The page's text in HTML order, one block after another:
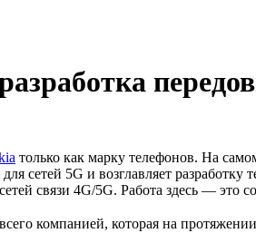
только как марку телефонов. На
сетей 5G и возглавляет
связи 4G/5G. Работа здесь — это
компанией, которая на